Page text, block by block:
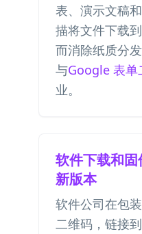
表、演示文稿
描将文件下载
而消除纸质分
与Google 表单
业。
软件下载和
新版本
软件公司在包
二维码，链接